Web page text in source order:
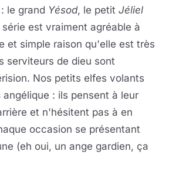
le grand Yésod, le petit Jéliel
série est vraiment agréable à
et simple raison qu'elle est très
serviteurs de dieu sont
Nos petits elfes volants
: ils pensent à leur
et n'hésitent pas à en
occasion se présentant
(eh oui, un ange gardien, ça